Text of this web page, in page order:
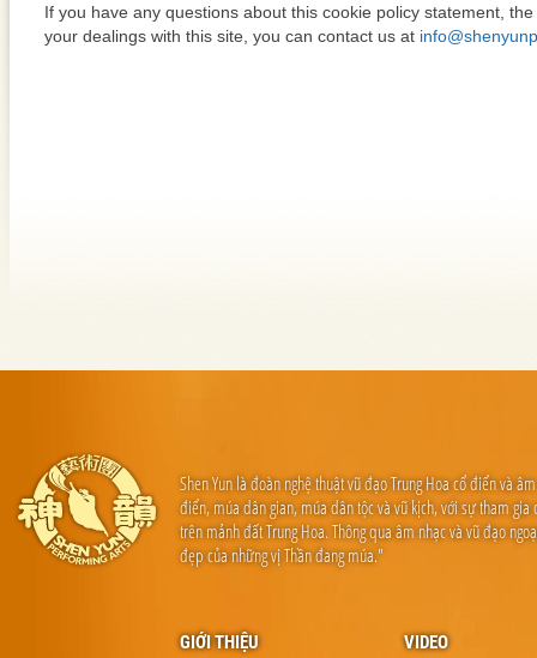
If you have any questions about this cookie policy statement,
your dealings with this site, you can contact us at
Shen Yun là đoàn nghệ thuật vũ đạo Trung Hoa cổ điển và
điển, múa dân gian, múa dân tộc và vũ kịch, với sự tham
trên mảnh đất Trung Hoa. Thông qua âm nhạc và vũ đạo
đẹp của những vị Thần đang múa."
GIỚI THIỆU VIDEO